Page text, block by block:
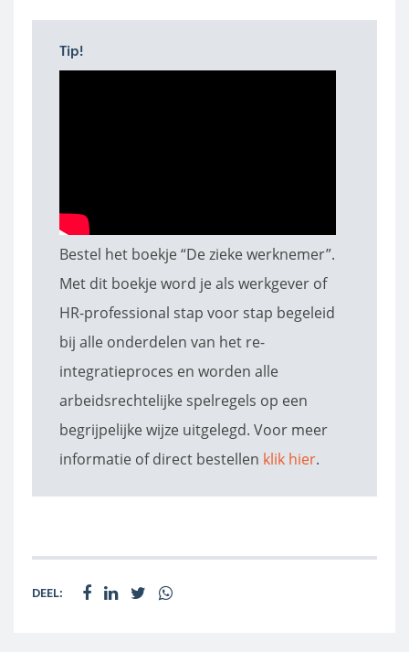
Tip!
Bestel het boekje “De zieke werknemer”.
Met dit boekje word je als werkgever of
HR-professional stap voor stap begeleid
bij alle onderdelen van het re-
integratieproces en worden alle
arbeidsrechtelijke spelregels op een
begrijpelijke wijze uitgelegd. Voor meer
informatie of direct bestellen klik hier.
DEEL: